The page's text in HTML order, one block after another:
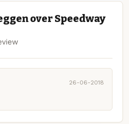
over Speedway
26-06-2018